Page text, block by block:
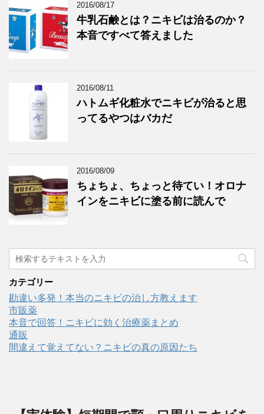
2016/08/17
牛乳石鹸とは？ニキビは治るのか？
本音ですべて答えました
2016/08/11
ハトムギ化粧水でニキビが治ると思
ってるやつはバカだ
2016/08/09
ちょちょ、ちょっと待てい！オロナ
インをニキビに塗る前に読んで
カテゴリー
勘違い多発！本当のニキビの治し方教えます
市販薬
本音で回答！ニキビに効く治療薬まとめ
通販
間違えて覚えてない？ニキビの真の原因たち